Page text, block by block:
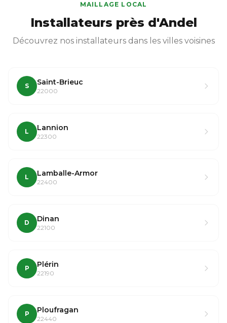
MAILLAGE LOCAL
Installateurs près d'Andel
Découvrez nos installateurs dans les villes voisines
S Saint-Brieuc
22000
L Lannion
22300
L Lamballe-Armor
22400
D Dinan
22100
P Plérin
22190
P Ploufragan
22440